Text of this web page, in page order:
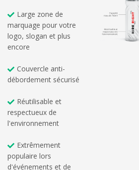
Large zone de
marquage pour votre
logo, slogan et plus
encore
Couvercle anti-
débordement sécurisé
Réutilisable et
respectueux de
l'environnement
Extrêmement
populaire lors
d'événements et de